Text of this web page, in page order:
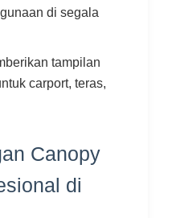
di segala
tampilan
carport, teras,
Canopy
di